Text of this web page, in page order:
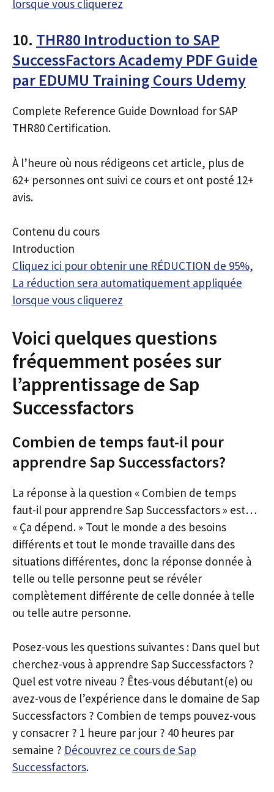
lorsque vous cliquerez
10. THR80 Introduction to SAP
SuccessFactors Academy PDF Guide
par EDUMU Training Cours Udemy
Complete Reference Guide Download for SAP
THR80 Certification.
À l’heure où nous rédigeons cet article, plus de
62+ personnes ont suivi ce cours et ont posté 12+
avis.
Contenu du cours
Introduction
Cliquez ici pour obtenir une RÉDUCTION de 95%,
La réduction sera automatiquement appliquée
lorsque vous cliquerez
Voici quelques questions
fréquemment posées sur
l’apprentissage de Sap
Successfactors
Combien de temps faut-il pour
apprendre Sap Successfactors?
La réponse à la question « Combien de temps
faut-il pour apprendre Sap Successfactors » est…
« Ça dépend. » Tout le monde a des besoins
différents et tout le monde travaille dans des
situations différentes, donc la réponse donnée à
telle ou telle personne peut se révéler
complètement différente de celle donnée à telle
ou telle autre personne.
Posez-vous les questions suivantes : Dans quel but
cherchez-vous à apprendre Sap Successfactors ?
Quel est votre niveau ? Êtes-vous débutant(e) ou
avez-vous de l’expérience dans le domaine de Sap
Successfactors ? Combien de temps pouvez-vous
y consacrer ? 1 heure par jour ? 40 heures par
semaine ? Découvrez ce cours de Sap
Successfactors.